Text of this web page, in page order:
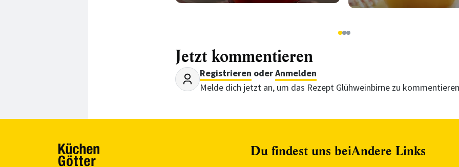
123
Jetzt kommentieren
Registrieren oderAnmelden
Melde dich jetzt an, um das Rezept Glühweinbirne zu kommentieren
Du findest uns beiAndere Links